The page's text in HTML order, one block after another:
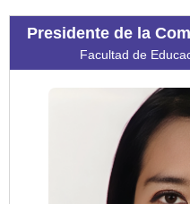
Presidente de la
Facultad de